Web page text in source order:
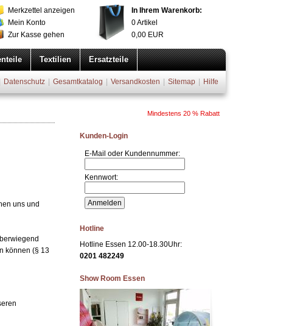
Merkzettel anzeigen
Mein Konto
Zur Kasse gehen
In Ihrem Warenkorb:
0Artikel
0,00 EUR
Textilien Ersatzteile
Datenschutz Gesamtkatalog Versandkosten Sitemap Hilfe
uns und
können (§ 13
Kunden-Login
E-Mail oder Kundennummer:
Kennwort:
Hotline
Hotline Essen 12.00-18.30Uhr:
0201 482249
Show Room Essen